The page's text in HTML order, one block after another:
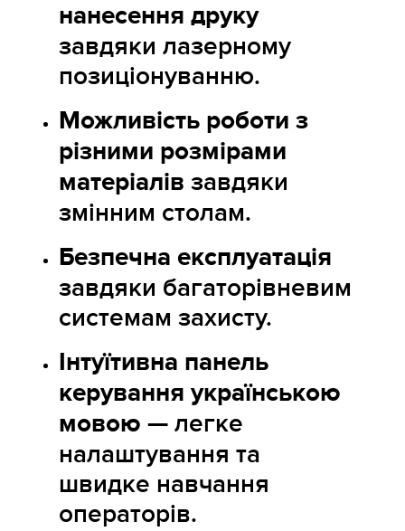
нанесення друку
завдяки лазерному
позиціонуванню.
Можливість роботи з
різними розмірами
матеріалів завдяки
змінним столам.
Безпечна експлуатація
завдяки багаторівневим
системам захисту.
Інтуїтивна панель
керування українською
мовою — легке
налаштування та
швидке навчання
операторів.